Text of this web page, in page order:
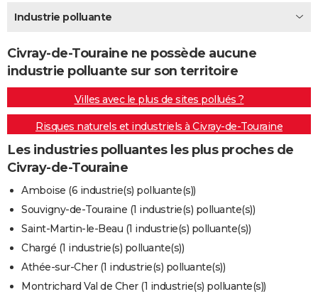
Destinations
City break
Voyage nature
Voyage de noces
Forum
Climat
+PHOTO
GUIDES D'ACHAT
BONS PLANS
CARTE DE VOEUX
Carte de Noël
Carte Bonne année
Carte Saint-Valentin
Carte Pâques
Carte d'anniversaire
DICTIONNAIRE
Dictionnaire
Biographies
Citations
Expressions
Proverbes
PROGRAMME TV
COPAINS D'AVANT
S'inscrire
Se connecter
Lycées
Collèges
Primaires
Universités
Entreprises
Service militaire
Avis de recherche
AVIS DE DÉCÈS
FORUM
Bricolage
Lifestyle
Culture
Sport
Auto
Television
Voyage
Cinema
Industrie polluante
Civray-de-Touraine ne possède aucune
industrie polluante sur son territoire
Villes avec le plus de sites pollués ?
Risques naturels et industriels à Civray-de-Touraine
Les industries polluantes les plus proches de
Civray-de-Touraine
Amboise (6 industrie(s) polluante(s))
Souvigny-de-Touraine (1 industrie(s) polluante(s))
Saint-Martin-le-Beau (1 industrie(s) polluante(s))
Chargé (1 industrie(s) polluante(s))
Athée-sur-Cher (1 industrie(s) polluante(s))
Montrichard Val de Cher (1 industrie(s) polluante(s))